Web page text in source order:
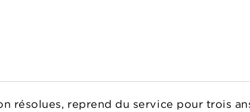
résolues, reprend du service pour trois